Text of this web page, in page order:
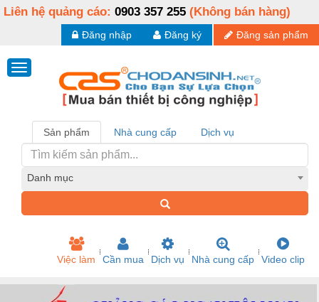
Liên hệ quảng cáo: 0903 357 255 (Không bán hàng)
Đăng sản phẩm
Đăng ký
Đăng nhập
Sản phẩm Nhà cung cấp Dịch vụ
Danh mục
Việc làm Cần mua Dịch vụ Nhà cung cấp Video clip